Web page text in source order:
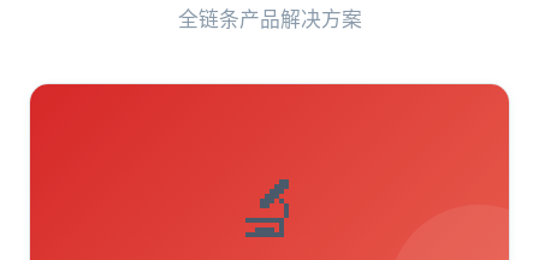
全链条产品解决方案
🔬